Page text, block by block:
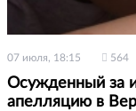
07 июля, 18:15 564
Осужденный за
апелляцию в